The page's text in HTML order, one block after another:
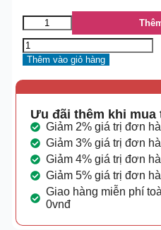
Thêm vào giỏ hàng
Ưu đãi thêm khi mua
Giảm 2% giá trị đơn
Giảm 3% giá trị đơn
Giảm 4% giá trị đơn
Giảm 5% giá trị đơn
Giao hàng miễn phí
0vnđ